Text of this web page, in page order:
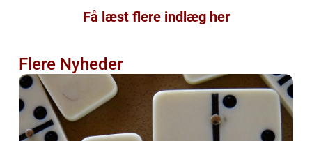
Få læst flere indlæg her
Flere Nyheder